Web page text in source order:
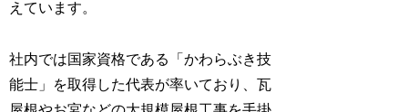
えています。
社内では国家資格である「かわらぶき技
能士」を取得した代表が率いており、瓦